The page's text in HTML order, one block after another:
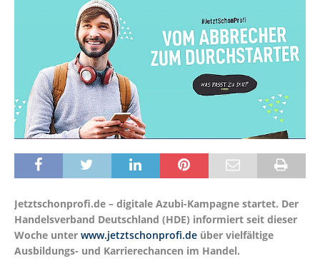
Jetztschonprofi.de – digitale Azubi-Kampagne startet. Der
Handelsverband Deutschland (HDE) informiert seit dieser
Woche unter www.jetztschonprofi.de über vielfältige
Ausbildungs- und Karrierechancen im Handel.